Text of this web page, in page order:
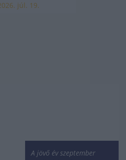
júl. 19.
A jövő év szeptember